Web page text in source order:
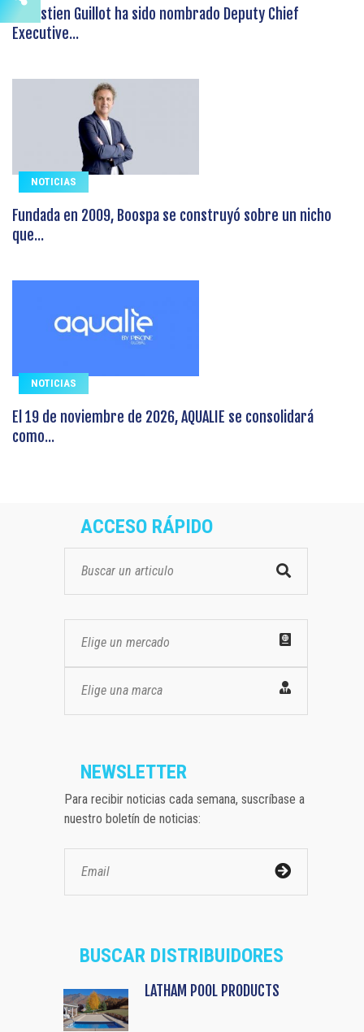
Sébastien Guillot ha sido nombrado Deputy Chief
Executive...
NOTICIAS
Fundada en 2009, Boospa se construyó sobre un nicho
que...
NOTICIAS
El 19 de noviembre de 2026, AQUALIE se consolidará
como...
ACCESO RÁPIDO
Elige un mercado
Elige una marca
NEWSLETTER
Para recibir noticias cada semana, suscríbase a
nuestro boletín de noticias:
BUSCAR DISTRIBUIDORES
LATHAM POOL PRODUCTS